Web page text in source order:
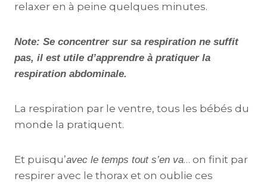
relaxer en à peine quelques minutes.
Note: Se concentrer sur sa respiration ne suffit
pas, il est utile d’apprendre à pratiquer la
respiration abdominale.
La respiration par le ventre, tous les bébés du
monde la pratiquent.
Et puisqu’avec le temps tout s’en va… on finit par
respirer avec le thorax et on oublie ces